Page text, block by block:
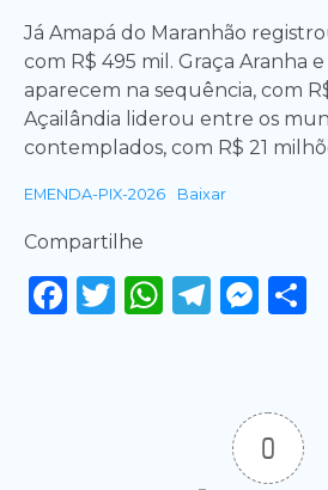
Já Amapá do Maranhão
com R$ 495 mil. Graça Aranha
aparecem na sequência, com
Açailândia liderou entre os
contemplados, com R$ 21
EMENDA-PIX-2026 Baixar
Compartilhe
Facebook
Twitter
0